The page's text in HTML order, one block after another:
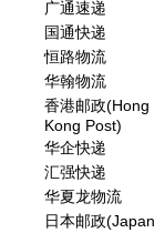
广通速递
国通快递
恒路物流
华翰物流
香港邮政(Hong
Kong Post)
华企快递
汇强快递
华夏龙物流
日本邮政(Japan